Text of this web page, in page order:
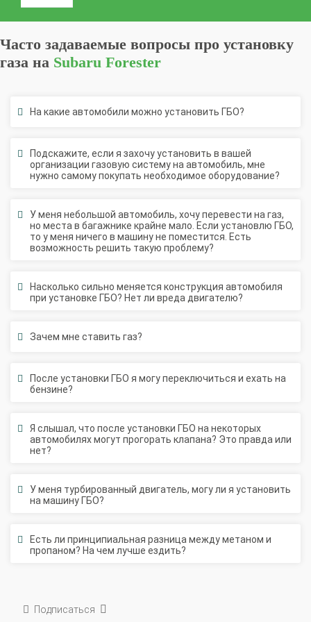
Регистрация ГБО в ГИБДД
Штрафы в 2026 году
Документы для регистрации
Свидетельство на ГБО
газа наSubaru Forester
организации газовую систему на автомобиль, мне
нужно самому покупать необходимое оборудование?
но места в багажнике крайне мало. Если установлю ГБО,
то у меня ничего в машину не поместится. Есть
возможность решить такую проблему?
при установке ГБО? Нет ли вреда двигателю?
бензине?
автомобилях могут прогорать клапана? Это правда или
нет?
на машину ГБО?
пропаном? На чем лучше ездить?